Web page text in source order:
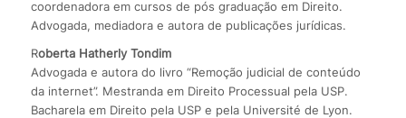
coordenadora em cursos de pós graduação em Direito.
Advogada, mediadora e autora de publicações jurídicas.
Roberta Hatherly Tondim
Advogada e autora do livro “Remoção judicial de conteúdo
da internet”. Mestranda em Direito Processual pela USP.
Bacharela em Direito pela USP e pela Université de Lyon.